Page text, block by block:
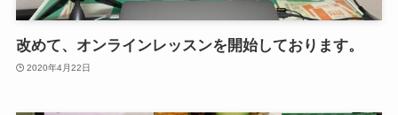
改めて、オンラインレッスンを開始しております。
2020年4月22日